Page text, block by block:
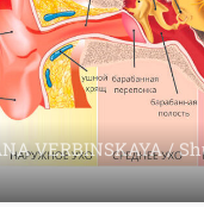
VERBINSKAYA /